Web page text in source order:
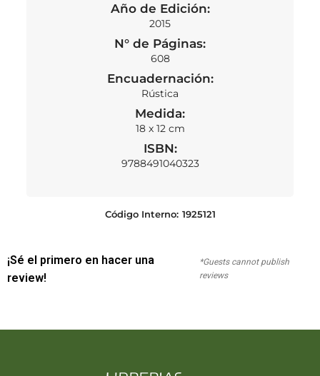
Año de Edición:
2015
N° de Páginas:
608
Encuadernación:
Rústica
Medida:
18 x 12 cm
ISBN:
9788491040323
Código Interno: 1925121
¡Sé el primero en hacer una
review!
*Guests cannot publish
reviews